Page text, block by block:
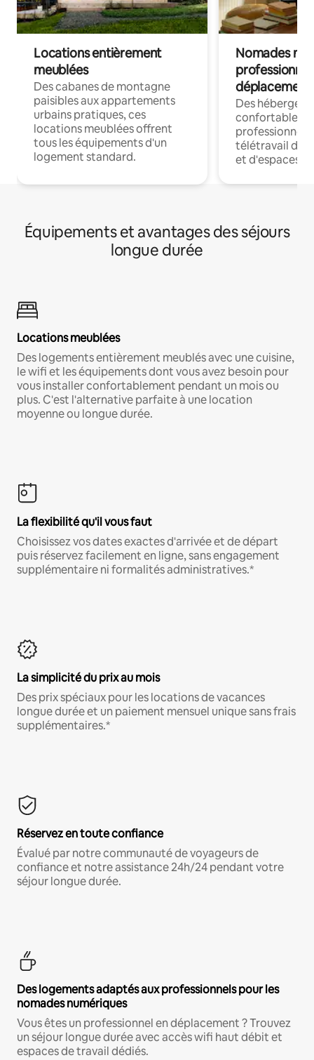
Locations entièrement
meublées
Des cabanes de montagne
paisibles aux appartements
urbains pratiques, ces
locations meublées offrent
tous les équipements d'un
logement standard.
Nomades
déplacement
Des
confortables
professionnels
télétravail
et d'espaces
Équipements et avantages des séjours
longue durée
Locations meublées
Des logements entièrement meublés avec une cuisine,
le wifi et les équipements dont vous avez besoin pour
vous installer confortablement pendant un mois ou
plus. C'est l'alternative parfaite à une location
moyenne ou longue durée.
La flexibilité qu'il vous faut
Choisissez vos dates exactes d'arrivée et de départ
puis réservez facilement en ligne, sans engagement
supplémentaire ni formalités administratives.*
La simplicité du prix au mois
Des prix spéciaux pour les locations de vacances
longue durée et un paiement mensuel unique sans frais
supplémentaires.*
Réservez en toute confiance
Évalué par notre communauté de voyageurs de
confiance et notre assistance 24h/24 pendant votre
séjour longue durée.
Des logements adaptés aux professionnels pour les
nomades numériques
Vous êtes un professionnel en déplacement ? Trouvez
un séjour longue durée avec accès wifi haut débit et
espaces de travail dédiés.